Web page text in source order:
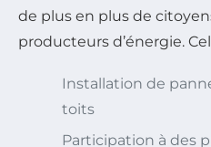
de plus en plus de
producteurs d’énergie.
Installation de
toits
Participation à des